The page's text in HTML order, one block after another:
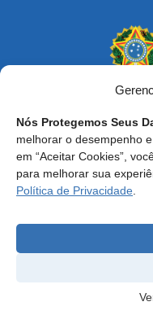
Nós Protegemos Seus
melhorar o desempenho
em “Aceitar Cookies”,
para melhorar sua
Política de Privacidade
Endereço: SCS, Quadra
9º Andar CEP 70.316-
Central de